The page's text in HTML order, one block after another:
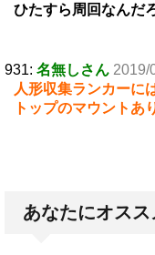
ひたすら周回なんだ
931: 名無しさん 2019/
人形収集ランカーに
トップのマウントあ
あなたにオス